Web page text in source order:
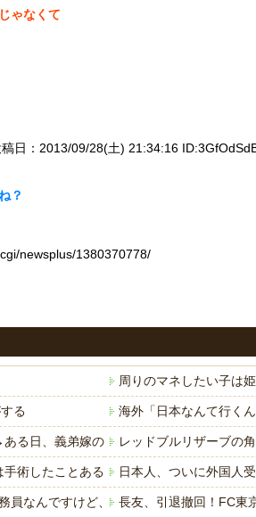
ゃなくて
日：2013/09/28(土) 21:34:16
newsplus/1380370778/
る
る日、義弟嫁の子供から「ガンの匂い」
術したことあるからA型で合ってるし…
員なんですけど、嫁が子供連れて家出し
周りのマネしたい子は
海外「日本なんて行く
レッドブルリザーブの
日本人、ついに外国人
長友、引退撤回！
ｗｗｗｗｗｗｗｗｗｗｗ